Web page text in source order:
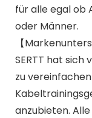
für alle egal ob
oder Männer.
【
SERTT hat
zu
anzubieten.